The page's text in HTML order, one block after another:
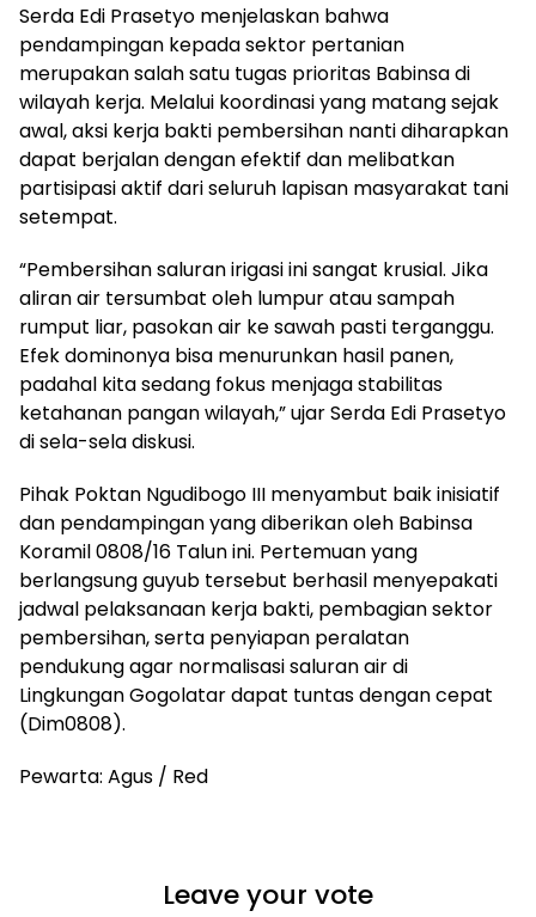
Serda Edi Prasetyo menjelaskan bahwa
pendampingan kepada sektor pertanian
merupakan salah satu tugas prioritas Babinsa di
wilayah kerja. Melalui koordinasi yang matang sejak
awal, aksi kerja bakti pembersihan nanti diharapkan
dapat berjalan dengan efektif dan melibatkan
partisipasi aktif dari seluruh lapisan masyarakat tani
setempat.
“Pembersihan saluran irigasi ini sangat krusial. Jika
aliran air tersumbat oleh lumpur atau sampah
rumput liar, pasokan air ke sawah pasti terganggu.
Efek dominonya bisa menurunkan hasil panen,
padahal kita sedang fokus menjaga stabilitas
ketahanan pangan wilayah,” ujar Serda Edi Prasetyo
di sela-sela diskusi.
Pihak Poktan Ngudibogo III menyambut baik inisiatif
dan pendampingan yang diberikan oleh Babinsa
Koramil 0808/16 Talun ini. Pertemuan yang
berlangsung guyub tersebut berhasil menyepakati
jadwal pelaksanaan kerja bakti, pembagian sektor
pembersihan, serta penyiapan peralatan
pendukung agar normalisasi saluran air di
Lingkungan Gogolatar dapat tuntas dengan cepat
(Dim0808).
Pewarta: Agus / Red
Leave your vote